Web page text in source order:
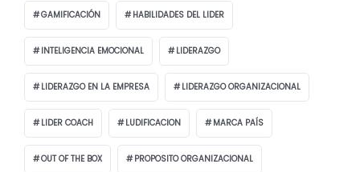
GAMIFICACIÓN HABILIDADES DEL LIDER
INTELIGENCIA EMOCIONAL LIDERAZGO
LIDERAZGO EN LA EMPRESA LIDERAZGO ORGANIZACIONAL
LIDER COACH LUDIFICACION MARCA PAÍS
OUT OF THE BOX PROPOSITO ORGANIZACIONAL